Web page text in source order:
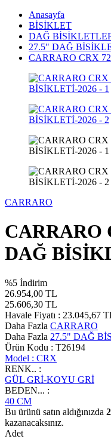
Anasayfa
BİSİKLET
DAĞ
27.5" DAĞ
CARRARO CRX
CARRARO
CARRARO
DAĞ
%5 İndirim
26.954,00 TL
25.606,30 TL
Havale Fiyatı : 23.045,67
Daha Fazla CARRARO
Daha Fazla 27.5" DAĞ
Ürün Kodu : T26194
Model : CRX
RENK.. :
GÜL GRİ-KOYU GRİ
BEDEN... :
40 CM
Bu ürünü satın aldığınızda
kazanacaksınız.
Adet